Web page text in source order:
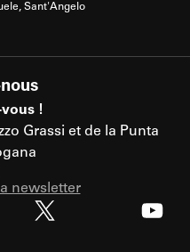
Sant'Angelo
vous !
Grassi et de la Punta
newsletter